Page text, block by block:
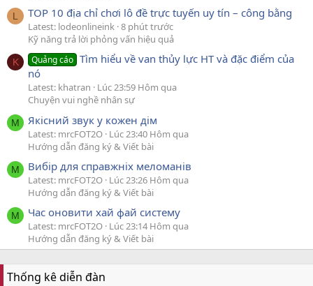
L TOP 10 địa chỉ chơi lô đề trực tuyến uy tín – công bằng
Latest: lodeonlineink 8 phút trước
Kỹ năng trả lời phỏng vấn hiệu quả
K Quảng cáo Tìm hiểu về van thủy lực HT và đặc điểm của
nó
Latest: khatran
Lúc 23:59 Hôm qua
Chuyện vui nghề nhân sự
M Якісний звук у кожен дім
Latest: mrcFOT2O Lúc 23:40 Hôm qua
Hướng dẫn đăng ký & Viết bài
M Вибір для справжніх меломанів
Latest: mrcFOT2O Lúc 23:26 Hôm qua
Hướng dẫn đăng ký & Viết bài
M Час оновити хай фай систему
Latest: mrcFOT2O Lúc 23:14 Hôm qua
Hướng dẫn đăng ký & Viết bài
Thống kê diễn đàn